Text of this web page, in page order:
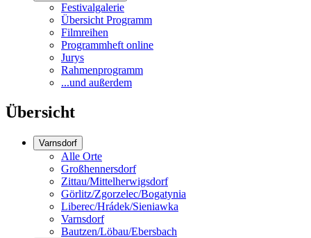
Festivalgalerie
Übersicht Programm
Filmreihen
Programmheft online
Jurys
Rahmenprogramm
...und außerdem
Übersicht
Varnsdorf
Alle Orte
Großhennersdorf
Zittau/Mittelherwigsdorf
Görlitz/Zgorzelec/Bogatynia
Liberec/Hrádek/Sieniawka
Varnsdorf
Bautzen/Löbau/Ebersbach